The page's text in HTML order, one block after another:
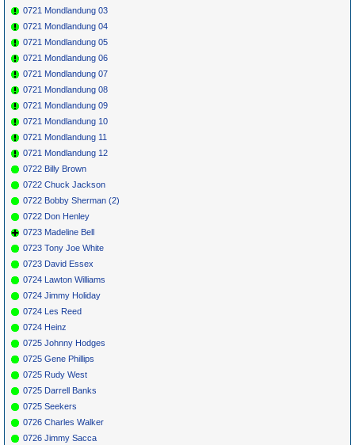
0721 Mondlandung 03
0721 Mondlandung 04
0721 Mondlandung 05
0721 Mondlandung 06
0721 Mondlandung 07
0721 Mondlandung 08
0721 Mondlandung 09
0721 Mondlandung 10
0721 Mondlandung 11
0721 Mondlandung 12
0722 Billy Brown
0722 Chuck Jackson
0722 Bobby Sherman (2)
0722 Don Henley
0723 Madeline Bell
0723 Tony Joe White
0723 David Essex
0724 Lawton Williams
0724 Jimmy Holiday
0724 Les Reed
0724 Heinz
0725 Johnny Hodges
0725 Gene Phillips
0725 Rudy West
0725 Darrell Banks
0725 Seekers
0726 Charles Walker
0726 Jimmy Sacca